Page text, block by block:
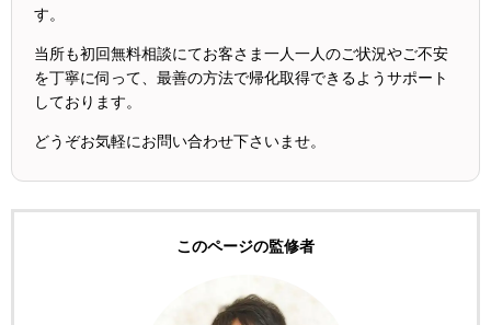
す。
当所も初回無料相談にてお客さま一人一人のご状況やご不安
を丁寧に伺って、最善の方法で帰化取得できるようサポート
しております。
どうぞお気軽にお問い合わせ下さいませ。
このページの監修者